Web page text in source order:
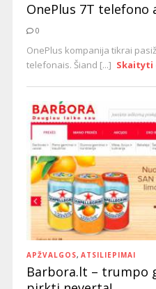
OnePlus 7T telefono
0
OnePlus kompanija tikrai
telefonais. Šiand [...] Skaityti
APŽVALGOS, ATSILIEPIMAI
Barbora.lt – trumpo